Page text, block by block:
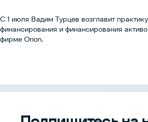
С 1 июля Вадим Турцев возглавит
финансирования и финансирования
фирме Orion.